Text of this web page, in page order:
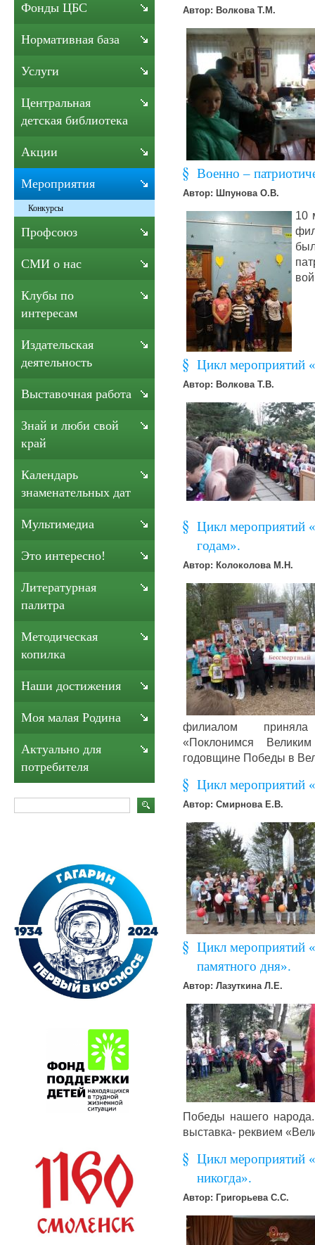
Автор: Волкова Т.М.
Военно –
Автор: Шпунова О.В.
10
Цикл мероприятий
Автор: Волкова Т.В.
Цикл мероприятий
годам».
Автор: Колоколова М.Н.
филиалом приняла
«Поклонимся
годовщине Победы в
Цикл мероприятий
Автор: Смирнова Е.В.
Цикл мероприятий
памятного дня».
Автор: Лазуткина Л.Е.
Победы нашего
выставка- реквием
Цикл мероприятий
никогда».
Автор: Григорьева С.С.
Фонды ЦБС
Нормативная база
Услуги
Центральная
детская библиотека
Акции
Мероприятия
Конкурсы
Профсоюз
СМИ о нас
Клубы по
интересам
Издательская
деятельность
Выставочная работа
Знай и люби свой
край
Календарь
знаменательных дат
Мультимедиа
Это интересно!
Литературная
палитра
Методическая
копилка
Наши достижения
Моя малая Родина
Актуально для
потребителя